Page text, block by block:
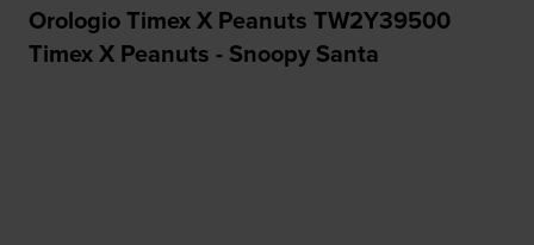
Orologio Timex X Peanuts TW2Y39500
Timex X Peanuts - Snoopy Santa